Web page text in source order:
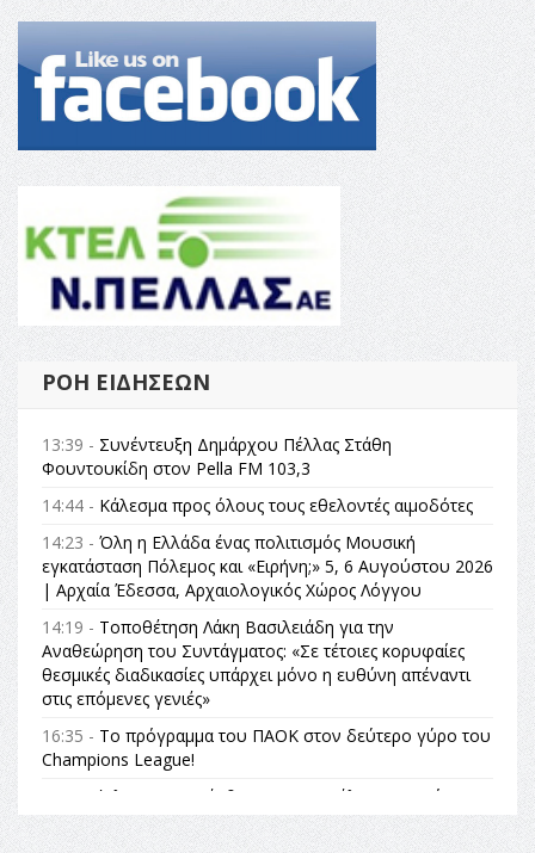
ΡΟΉ ΕΙΔΉΣΕΩΝ
13:39 - Συνέντευξη Δημάρχου Πέλλας Στάθη
Φουντουκίδη στον Pella FM 103,3
14:44 - Κάλεσμα προς όλους τους εθελοντές αιμοδότες
14:23 - Όλη η Ελλάδα ένας πολιτισμός Μουσική
εγκατάσταση Πόλεμος και «Ειρήνη;» 5, 6 Αυγούστου 2026
| Αρχαία Έδεσσα, Αρχαιολογικός Χώρος Λόγγου
14:19 - Τοποθέτηση Λάκη Βασιλειάδη για την
Αναθεώρηση του Συντάγματος: «Σε τέτοιες κορυφαίες
θεσμικές διαδικασίες υπάρχει μόνο η ευθύνη απέναντι
στις επόμενες γενιές»
16:35 - Το πρόγραμμα του ΠΑΟΚ στον δεύτερο γύρο του
Champions League!
Όλυμπος: Εντάχθηκε στον Κατάλογο Παγκόσμιας
Κληρονομιάς της UNESCO – Ομόφωνη η απόφαση Ο
Όλυμπος αναγνωρίστηκε ως φυσικό και πολιτιστικό